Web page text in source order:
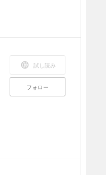
試し読み
フォロー